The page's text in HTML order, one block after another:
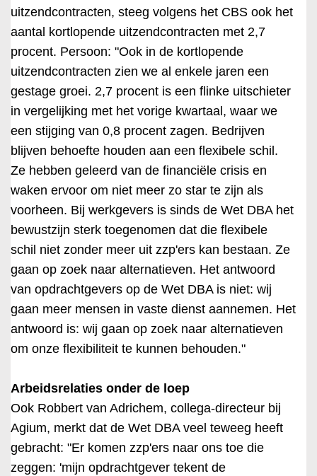
uitzendcontracten, steeg volgens het CBS ook het
aantal kortlopende uitzendcontracten met 2,7
procent. Persoon: "Ook in de kortlopende
uitzendcontracten zien we al enkele jaren een
gestage groei. 2,7 procent is een flinke uitschieter
in vergelijking met het vorige kwartaal, waar we
een stijging van 0,8 procent zagen. Bedrijven
blijven behoefte houden aan een flexibele schil.
Ze hebben geleerd van de financiële crisis en
waken ervoor om niet meer zo star te zijn als
voorheen. Bij werkgevers is sinds de Wet DBA het
bewustzijn sterk toegenomen dat die flexibele
schil niet zonder meer uit zzp'ers kan bestaan. Ze
gaan op zoek naar alternatieven. Het antwoord
van opdrachtgevers op de Wet DBA is niet: wij
gaan meer mensen in vaste dienst aannemen. Het
antwoord is: wij gaan op zoek naar alternatieven
om onze flexibiliteit te kunnen behouden."
Arbeidsrelaties onder de loep
Ook Robbert van Adrichem, collega-directeur bij
Agium, merkt dat de Wet DBA veel teweeg heeft
gebracht: "Er komen zzp'ers naar ons toe die
zeggen: 'mijn opdrachtgever tekent de